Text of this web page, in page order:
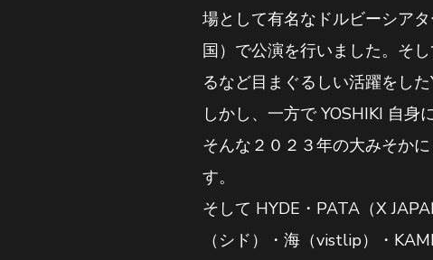
場として有名なドルビーシア
国）で公演を行いました。そ
るなど目まぐるしい活躍をした
しかし、一方で YOSHIKI 自身
そんな２０２３年の大みそか
す。
そして HYDE・PATA（X
（シド）・海（vistlip）・